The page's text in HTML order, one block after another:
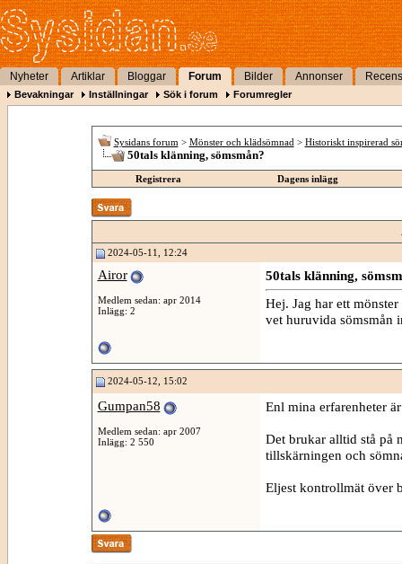
Nyheter Artiklar Bloggar Forum Bilder Annonser
Bevakningar Inställningar Sök i forum Forumregler
Sysidans forum > Mönster och klädsömnad > Historiskt inspirerad
50tals klänning, sömsmån?
Registrera Dagens inlägg
2024-05-11, 12:24
Airor
Medlem sedan: apr 2014
Inlägg: 2
50tals klänning,
Hej. Jag har ett
vet huruvida sömsmån
2024-05-12, 15:02
Gumpan58
Medlem sedan: apr 2007
Inlägg: 2 550
Enl mina erfarenheter
Det brukar alltid stå på
tillskärningen och
Eljest kontrollmät över